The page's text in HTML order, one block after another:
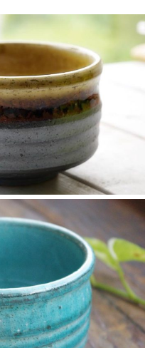
月16日～30日 CCNet ケー
歩き方』で 白いごはん器
れました。
月29日 中京テレビ キャッ
～』で 白いごはん器のお
した。
ルがスタートしました！ぜ
いします♪
21日 大垣ケーブルテレ